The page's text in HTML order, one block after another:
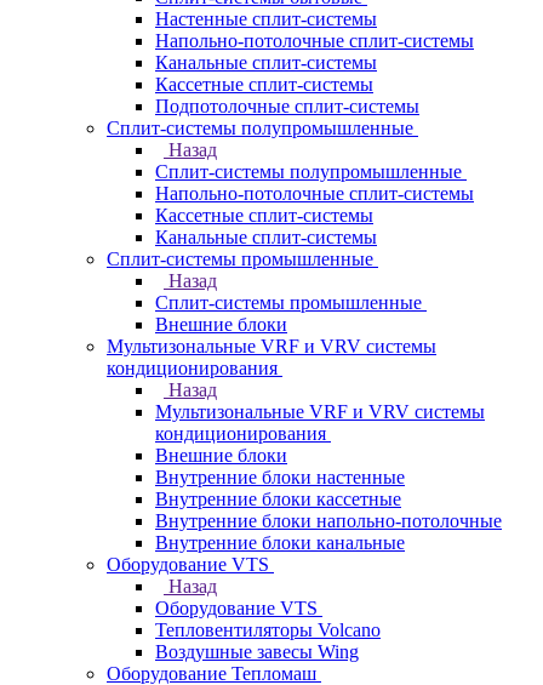
Настенные сплит-системы
Напольно-потолочные сплит-системы
Канальные сплит-системы
Кассетные сплит-системы
Подпотолочные сплит-системы
Сплит-системы полупромышленные
Назад
Сплит-системы полупромышленные
Напольно-потолочные сплит-системы
Кассетные сплит-системы
Канальные сплит-системы
Сплит-системы промышленные
Назад
Сплит-системы промышленные
Внешние блоки
Мультизональные VRF и VRV системы
кондиционирования
Назад
Мультизональные VRF и VRV системы
кондиционирования
Внешние блоки
Внутренние блоки настенные
Внутренние блоки кассетные
Внутренние блоки напольно-потолочные
Внутренние блоки канальные
Оборудование VTS
Назад
Оборудование VTS
Тепловентиляторы Volcano
Воздушные завесы Wing
Оборудование Тепломаш